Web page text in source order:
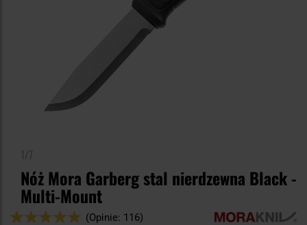
Nóż Mora Garberg stal nierdzewna Black -
Multi-Mount
Ocena:
(Opinie: 116)